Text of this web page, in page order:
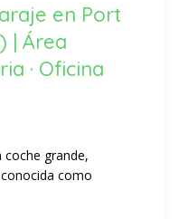
en Port
| Área
· Oficina
coche grande,
como